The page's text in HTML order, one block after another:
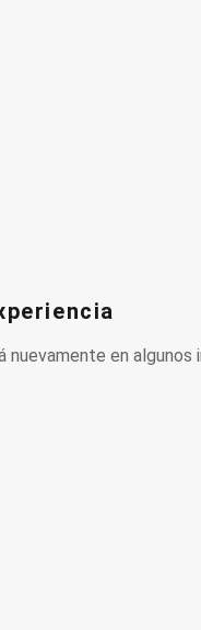
en algunos